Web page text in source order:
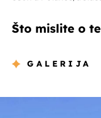
Što mislite o
GALERIJA